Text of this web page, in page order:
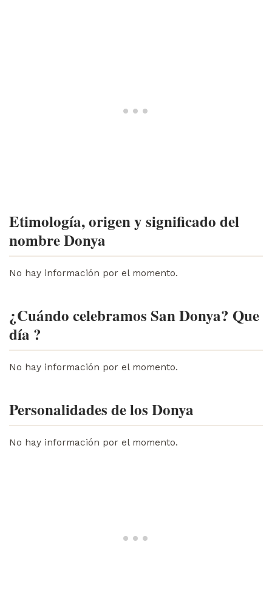
Etimología, origen y significado del
nombre Donya
No hay información por el momento.
¿Cuándo celebramos San Donya? Que
día ?
No hay información por el momento.
Personalidades de los Donya
No hay información por el momento.